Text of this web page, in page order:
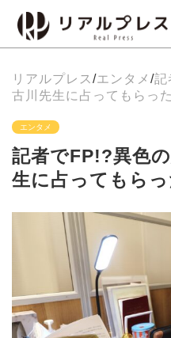
ビ
エ
イ
グ
リアルプレス /エンタメ /記
古川先生に占ってもらった
エンタメ
記者でFP!?異色
生に占ってもらっ